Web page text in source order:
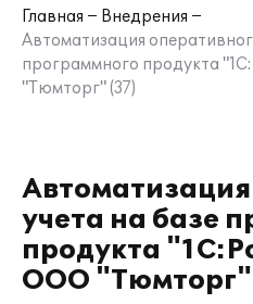
Главная
Внедрения
Автоматизация
программного продукта
"Тюмторг" (37)
учета на базе
продукта
ООО "Тюмторг"